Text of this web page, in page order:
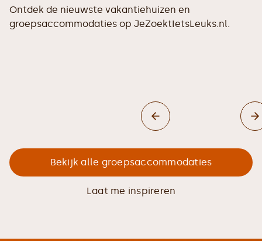
Ontdek de nieuwste vakantiehuizen en
groepsaccommodaties op JeZoektIetsLeuks.nl.
Bekijk alle groepsaccommodaties
Laat me inspireren